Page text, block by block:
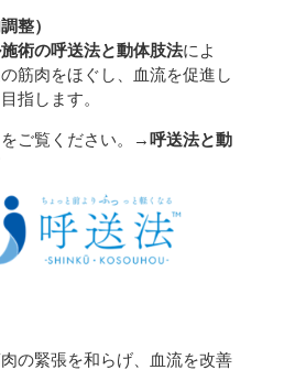
整）
術の呼送法と動体肢法によ
筋肉をほぐし、血流を促進し
指します。
ご覧ください。→ 呼送法と動
の緊張を和らげ、血流を改善